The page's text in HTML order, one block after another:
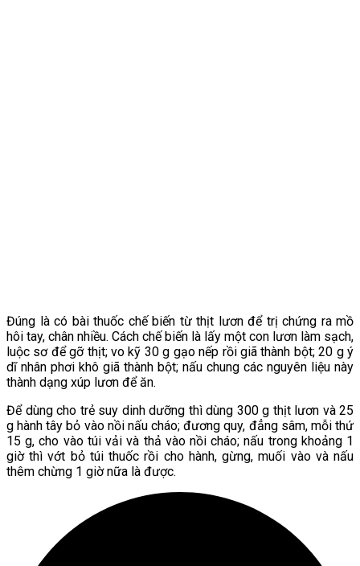
Đúng là có bài thuốc chế biến từ thịt lươn để trị chứng ra mồ
hôi tay, chân nhiều. Cách chế biến là lấy một con lươn làm sạch,
luộc sơ để gỡ thịt; vo kỹ 30 g gạo nếp rồi giã thành bột; 20 g ý
dĩ nhân phơi khô giã thành bột; nấu chung các nguyên liệu này
thành dạng xúp lươn để ăn.
Để dùng cho trẻ suy dinh dưỡng thì dùng 300 g thịt lươn và 25
g hành tây bỏ vào nồi nấu cháo; đương quy, đẳng sâm, mỗi thứ
15 g, cho vào túi vải và thả vào nồi cháo; nấu trong khoảng 1
giờ thì vớt bỏ túi thuốc rồi cho hành, gừng, muối vào và nấu
thêm chừng 1 giờ nữa là được.